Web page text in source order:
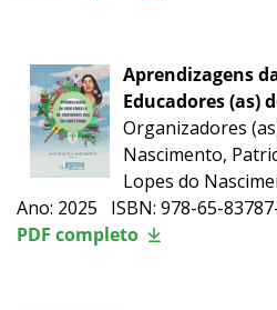
Aprendizagens
Educadores (as)
Organizadores
Nascimento,
Lopes do
Ano: 2025 ISBN: 978-65-
PDF completo